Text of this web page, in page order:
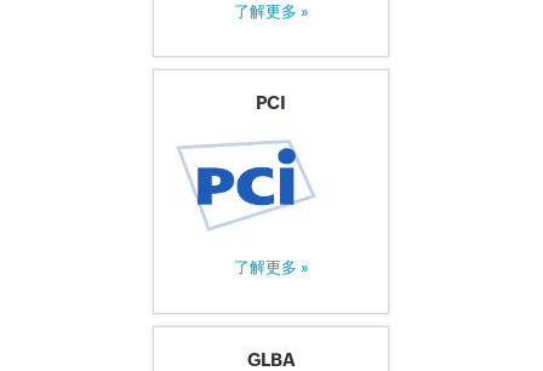
了解更多 »
PCI
了解更多 »
GLBA